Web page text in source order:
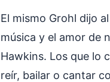
El mismo Grohl dijo
música y el amor de
Hawkins. Los que lo
reír, bailar o cantar